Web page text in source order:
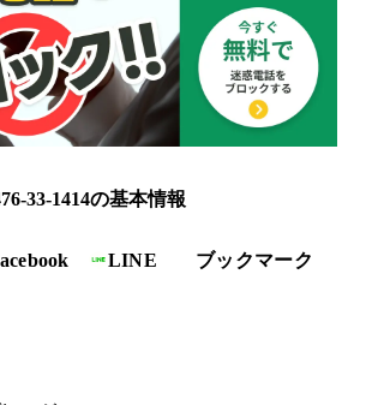
33-1414の基本情報
LINE
ブックマーク